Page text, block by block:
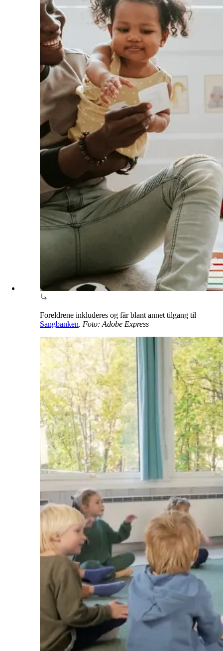
Foreldrene inkluderes og får blant annet tilgang til
Sangbanken. Foto: Adobe Express